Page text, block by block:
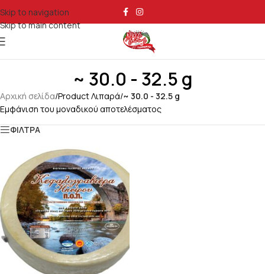
Skip to navigation
Skip to main content
~ 30.0 - 32.5 g
Αρχική σελίδα/Product Λιπαρά/~ 30.0 - 32.5 g
Εμφάνιση του μοναδικού αποτελέσματος
ΦΙΛΤΡΑ